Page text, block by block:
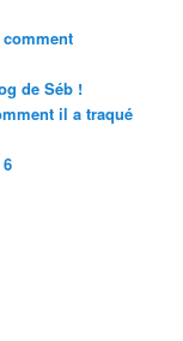
de Séb !
il a traqué